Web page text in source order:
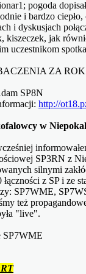
pogoda
i bardzo
i dyskusjach
kiszeczek, jak
uczestnikom
ZA
SP8N
http://
w
SP3RN z
silnymi
łączności z SP i ze
SP7WME,
też
"live".
SP7WME